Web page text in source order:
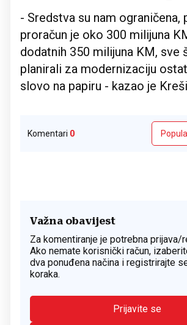
- Sredstva su nam ograničena,
proračun je oko 300 milijuna
dodatnih 350 milijuna KM, sve
planirali za modernizaciju
slovo na papiru - kazao je
Komentari 0
Važna obavijest
Za komentiranje je potrebna prijava/
Ako nemate korisnički račun,
dva ponuđena načina i registrirajte
koraka.
Prijavite se